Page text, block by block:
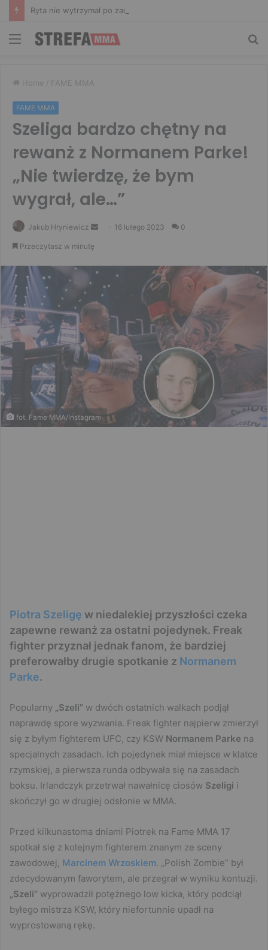
Menu
Home / FAME MMA
FAME MMA
Szeliga bardzo chętny na
rewanż z Normanem Parke!
„Nie twierdzę, że bym
wygrał, ale…”
Jakub Hryniewicz
Send 16 lutego 2023 0
Przeczytasz w minutę
fot. Fame MMA/Instagram
Piotra Szeligę w niedalekiej przyszłości czeka
zapewne rewanż za ostatni pojedynek. Freak
fighter przyznał jednak fanom, że bardziej
preferowałby drugie spotkanie z Normanem
Parke.
Popularny „Szeli” w dwóch ostatnich walkach podjął
naprawdę spore wyzwania. Freak fighter najpierw zmierzył
się z byłym fighterem UFC, czy KSW Normanem Parke na
specjalnych zasadach. Ich pojedynek miał miejsce w klatce
rzymskiej, a pierwsza runda odbywała się na zasadach
boksu. Irlandczyk przetrwał nawałnicę ciosów Szeligi i
skończył go w drugiej odsłonie w MMA.
Przed kilkunastoma dniami Piotrek na Fame MMA 17
spotkał się z kolejnym fighterem znanym ze sceny
zawodowej, Marcinem Wrzoskiem. „Polish Zombie” był
zdecydowanym faworytem, ale przegrał w wyniku kontuzji.
„Szeli” wyprowadził potężnego low kicka, który podciął
byłego mistrza KSW, który niefortunnie upadł na
wyprostowaną rękę.